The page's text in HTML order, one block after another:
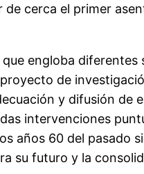
cerca el primer
engloba
de
y difusión de
intervenciones
años 60 del pasado
su futuro y la